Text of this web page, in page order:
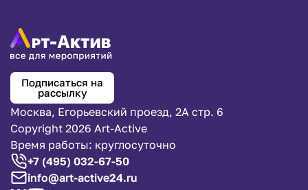
Подписаться на
рассылку
Москва, Егорьевский проезд, 2А стр. 6
Copyright 2026 Art-Active
Время работы: круглосуточно
+7 (495) 032-67-50
info@art-active24.ru